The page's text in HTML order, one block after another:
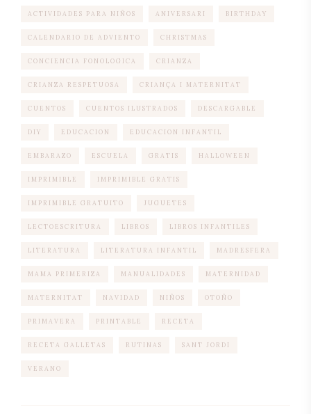
ACTIVIDADES PARA NIÑOS ANIVERSARI BIRTHDAY
CALENDARIO DE ADVIENTO CHRISTMAS
CONCIENCIA FONOLOGICA CRIANZA
CRIANZA RESPETUOSA CRIANÇA I MATERNITAT
CUENTOS CUENTOS ILUSTRADOS DESCARGABLE
DIY EDUCACION EDUCACION INFANTIL
EMBARAZO ESCUELA GRATIS HALLOWEEN
IMPRIMIBLE IMPRIMIBLE GRATIS
IMPRIMIBLE GRATUITO JUGUETES
LECTOESCRITURA LIBROS LIBROS INFANTILES
LITERATURA LITERATURA INFANTIL MADRESFERA
MAMA PRIMERIZA MANUALIDADES MATERNIDAD
MATERNITAT NAVIDAD NIÑOS OTOÑO
PRIMAVERA PRINTABLE RECETA
RECETA GALLETAS RUTINAS SANT JORDI
VERANO